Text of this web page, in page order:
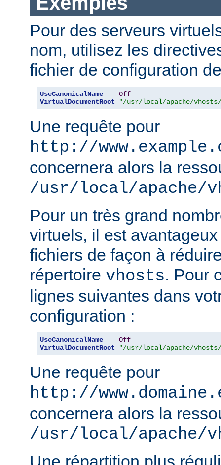
Pour des serveurs
nom, utilisez les
fichier de configuration
UseCanonicalName
Off
VirtualDocumentRoot
"/usr/local/apache/vhosts/
Une requête pour
http://
concernera alors la
/usr/local/apache/
Pour un très grand
virtuels, il est
fichiers de façon à
répertoire vhosts. Pour
lignes suivantes dans
configuration :
UseCanonicalName
Off
VirtualDocumentRoot
"/usr/local/apache/vhosts/
Une requête pour
http://
concernera alors la
/usr/local/apache/
Une répartition plus